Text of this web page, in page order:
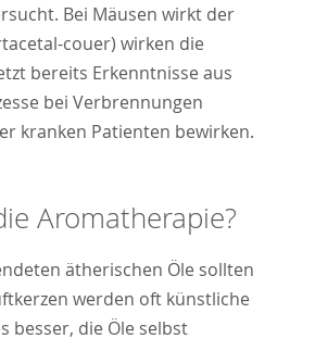
Bei Mäusen wirkt der
couer) wirken die
bereits Erkenntnisse aus
bei Verbrennungen
kranken Patienten bewirken.
Aromatherapie?
ätherischen Öle sollten
werden oft künstliche
besser, die Öle selbst